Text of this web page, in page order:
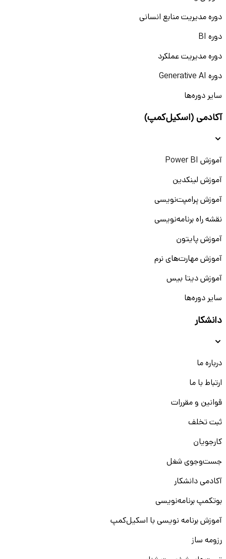
دوره مدیریت منابع انسانی
دوره BI
دوره مدیریت عملکرد
دوره Generative AI
سایر دوره‌ها
آکادمی (اسکیل‌کمپ)
آموزش Power BI
آموزش لینکدین
آموزش پرامپت‌نویسی
نقشه راه برنامه‌نویسی
آموزش پایتون
آموزش مهارت‌های نرم
آموزش دیتا بیس
سایر دوره‌ها
دانشکار
درباره ما
ارتباط با ما
قوانین و مقررات
ثبت تخلف
کارجویان
جست‌و‌جوی شغل
آکادمی دانشکار
بوتکمپ برنامه‌نویسی
آموزش برنامه نویسی با اسکیل‌کمپ
رزومه ساز